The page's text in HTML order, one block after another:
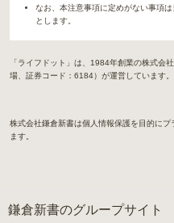
総合評価
近所なので自宅から徒歩で行
対応することはなく、身一つ
なお、本注意事項に定めがない事項
とします。
「ライフドット」は、1984年創業の株式会
場、証券コード：6184）が運営しています。
株式会社鎌倉新書は個人情報保護を目的に
ます。
鎌倉新書のグループサイト